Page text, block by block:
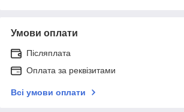
Умови оплати
Післяплата
Оплата за реквізитами
Всі умови оплати